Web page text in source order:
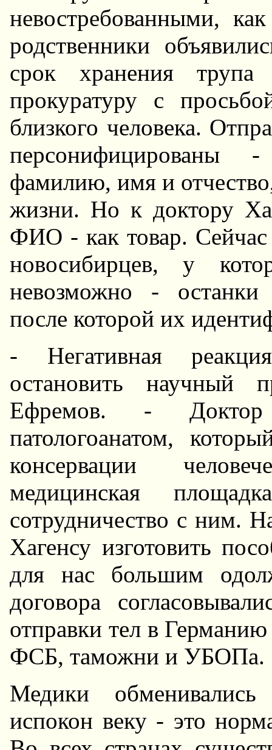
невостребованными,
родственники
срок хранения
прокуратуру с
близкого человека.
фамилию, имя и
жизни. Hо к доктору
ФИО - как товар. Сейчас
новосибирцев, у
невозможно - останки
после которой их
- Hегативная
остановить научный
Ефремов. -
патологоанатом,
консервации
медицинская
сотрудничество с ним.
Хагенсу изготовить
для нас большим
договора
отправки тел в Германию
ФСБ, таможни и УБОПа.
Медики обменивались
испокон веку - это